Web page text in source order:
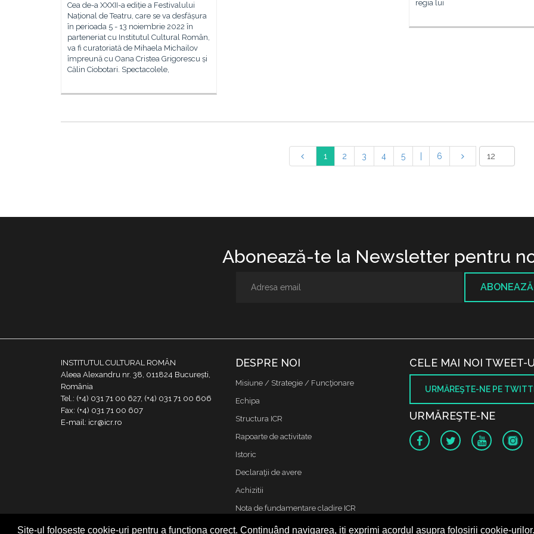
Site-ul folosește cookie-uri pentru a funcționa corect. Continuând navigarea, iți exprimi acordul asupra folosirii cookie-urilor.
regia lui
Cea de-a XXXII-a ediție a Festivalului
Național de Teatru, care se va desfășura
în perioada 5 - 13 noiembrie 2022 în
parteneriat cu Institutul Cultural Român,
va fi curatoriată de Mihaela Michailov
împreună cu Oana Cristea Grigorescu și
Călin Ciobotari. Spectacolele,
1 2 3 4 5 6
Abonează-te la Newsletter pentru
INSTITUTUL CULTURAL ROMÂN
Aleea Alexandru nr. 38, 011824 București,
România
Tel.: (+4) 031 71 00 627, (+4) 031 71 00 606
Fax: (+4) 031 71 00 607
E-mail: icr@icr.ro
DESPRE NOI
Misiune / Strategie / Funcţionare
Echipa
Structura ICR
Rapoarte de activitate
Istoric
Declaraţii de avere
Achizitii
Nota de fundamentare cladire ICR
Contact
CELE MAI NOI TWEET-
URMĂREŞTE-NE PE
URMĂREŞTE-NE